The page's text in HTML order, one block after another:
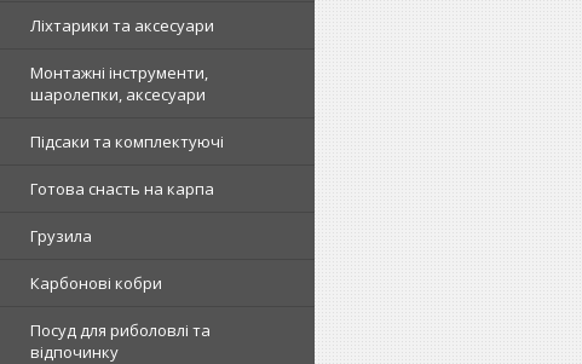
Ліхтарики та аксесуари
Монтажні інструменти,
шаролепки, аксесуари
Підсаки та комплектуючі
Готова снасть на карпа
Грузила
Карбонові кобри
Посуд для риболовлі та
відпочинку